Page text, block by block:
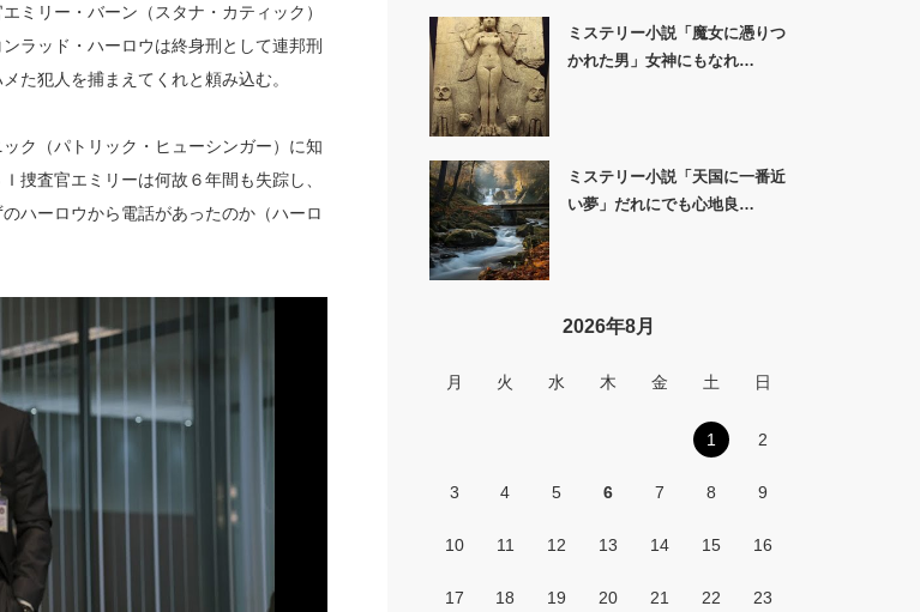
ミリー・バーン（スタナ・カティック）
ラッド・ハーロウは終身刑として連邦刑
た犯人を捕まえてくれと頼み込む。
ク（パトリック・ヒューシンガー）に知
捜査官エミリーは何故６年間も失踪し、
ハーロウから電話があったのか（ハーロ
ミステリー小説「魔女に憑りつ
かれた男」女神にもなれ…
ミステリー小説「天国に一番近
い夢」だれにでも心地良…
2026年8月
月 火 水 木 金 土 日
1 2
3 4 5 6 7 8 9
10 11 12 13 14 15 16
17 18 19 20 21 22 23